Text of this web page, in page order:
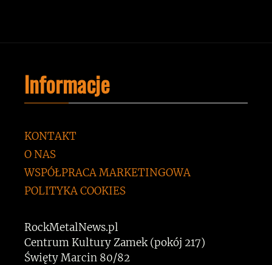
Informacje
KONTAKT
O NAS
WSPÓŁPRACA MARKETINGOWA
POLITYKA COOKIES
RockMetalNews.pl
Centrum Kultury Zamek (pokój 217)
Święty Marcin 80/82